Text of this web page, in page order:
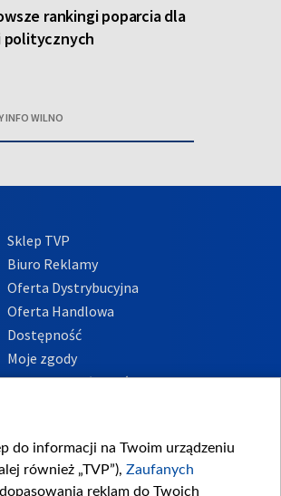
rankingi poparcia dla
politycznych
INFO WILNO
Sklep TVP
Biuro Reklamy
Oferta Dystrybucyjna
Oferta Handlowa
Dostępność
Moje zgody
Procedura zgłoszeń
do informacji na Twoim urządzeniu
również „TVP”), Zaufanych
reklam do Twoich